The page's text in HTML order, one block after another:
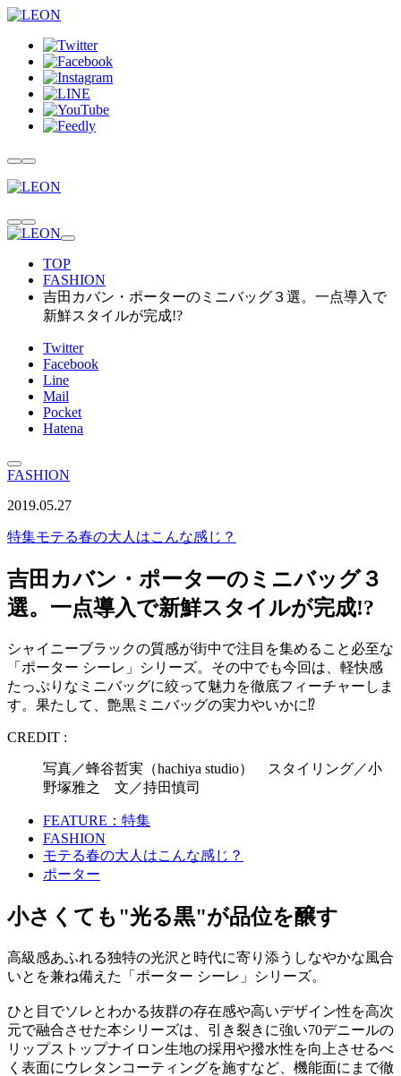
TOP
FASHION
吉田カバン・ポーターのミニバッグ３選。一点導入で
新鮮スタイルが完成!?
Twitter
Facebook
Line
Mail
Pocket
Hatena
FASHION
2019.05.27
特集モテる春の大人はこんな感じ？
吉田カバン・ポーターのミニバッグ３
選。一点導入で新鮮スタイルが完成!?
シャイニーブラックの質感が街中で注目を集めること必至な
「ポーター シーレ」シリーズ。その中でも今回は、軽快感
たっぷりなミニバッグに絞って魅力を徹底フィーチャーしま
す。果たして、艶黒ミニバッグの実力やいかに⁉
CREDIT :
写真／蜂谷哲実（hachiya studio） スタイリング／小
野塚雅之 文／持田慎司
FEATURE：特集
FASHION
モテる春の大人はこんな感じ？
ポーター
小さくても"光る黒"が品位を醸す
高級感あふれる独特の光沢と時代に寄り添うしなやかな風合
いとを兼ね備えた「ポーター シーレ」シリーズ。
ひと目でソレとわかる抜群の存在感や高いデザイン性を高次
元で融合させた本シリーズは、引き裂きに強い70デニールの
リップストップナイロン生地の採用や撥水性を向上させるべ
く表面にウレタンコーティングを施すなど、機能面にまで徹